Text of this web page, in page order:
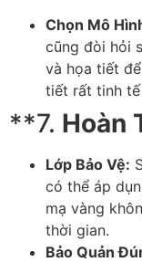
Chọn Mô
cũng đòi hỏi
và họa tiết
tiết rất tinh
**7. Hoàn
Lớp Bảo Vệ:
có thể áp
mạ vàng
thời gian.
Bảo Quản